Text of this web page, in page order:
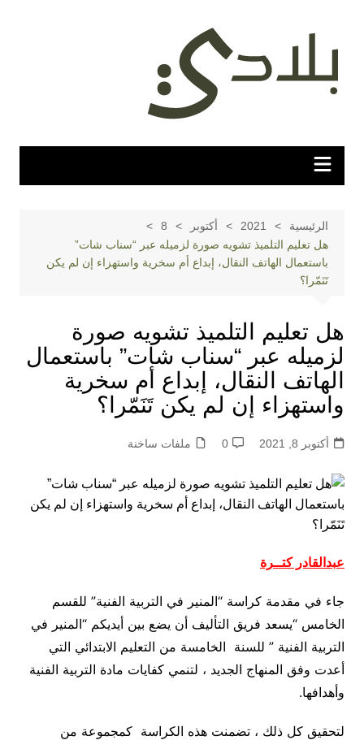
المحتوى
الرئيسية 2021 أكتوبر
8
هل تعليم التلميذ تشويه صورة لزميله عبر “سناب شات”
باستعمال الهاتف النقال، إبداع أم سخرية واستهزاء إن لم يكن
تَنَمّرا؟
هل تعليم التلميذ تشويه صورة
لزميله عبر “سناب شات” باستعمال
الهاتف النقال، إبداع أم سخرية
واستهزاء إن لم يكن تَنَمّرا؟
أكتوبر 8, 2021 0 ملفات ساخنة
عبدالقادر كتــرة
جاء في مقدمة كراسة “المنير في التربية الفنية” للقسم
الخامس “يسعد فريق التأليف أن يضع بين أيديكم “المنير في
التربية الفنية ” للسنة الخامسة من التعليم الابتدائي التي
أعدت وفق المنهاج الجديد ، لتنمي كفايات مادة التربية الفنية
وأهدافها.
لتحقيق كل ذلك ، تضمنت هذه الكراسة كمجموعة من